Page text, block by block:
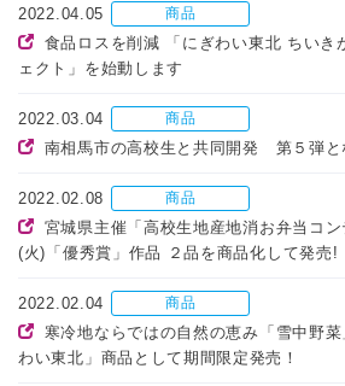
2022.04.05 商品
食品ロスを削減 「にぎわい東北 ちいき
ェクト」を始動します
2022.03.04 商品
南相馬市の高校生と共同開発 第５弾と
2022.02.08 商品
宮城県主催「高校生地産地消お弁当コ
(火)「優秀賞」作品 ２品を商品化して発売!
2022.02.04 商品
寒冷地ならではの自然の恵み「雪中野
わい東北」商品として期間限定発売！